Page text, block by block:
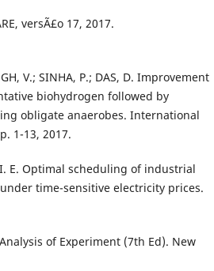
versÃ£o 17, 2017.
V.; SINHA, P.; DAS, D. Improvement
biohydrogen followed by
obligate anaerobes. International
1-13, 2017.
I. E. Optimal scheduling of industrial
time-sensitive electricity prices.
of Experiment (7th Ed). New